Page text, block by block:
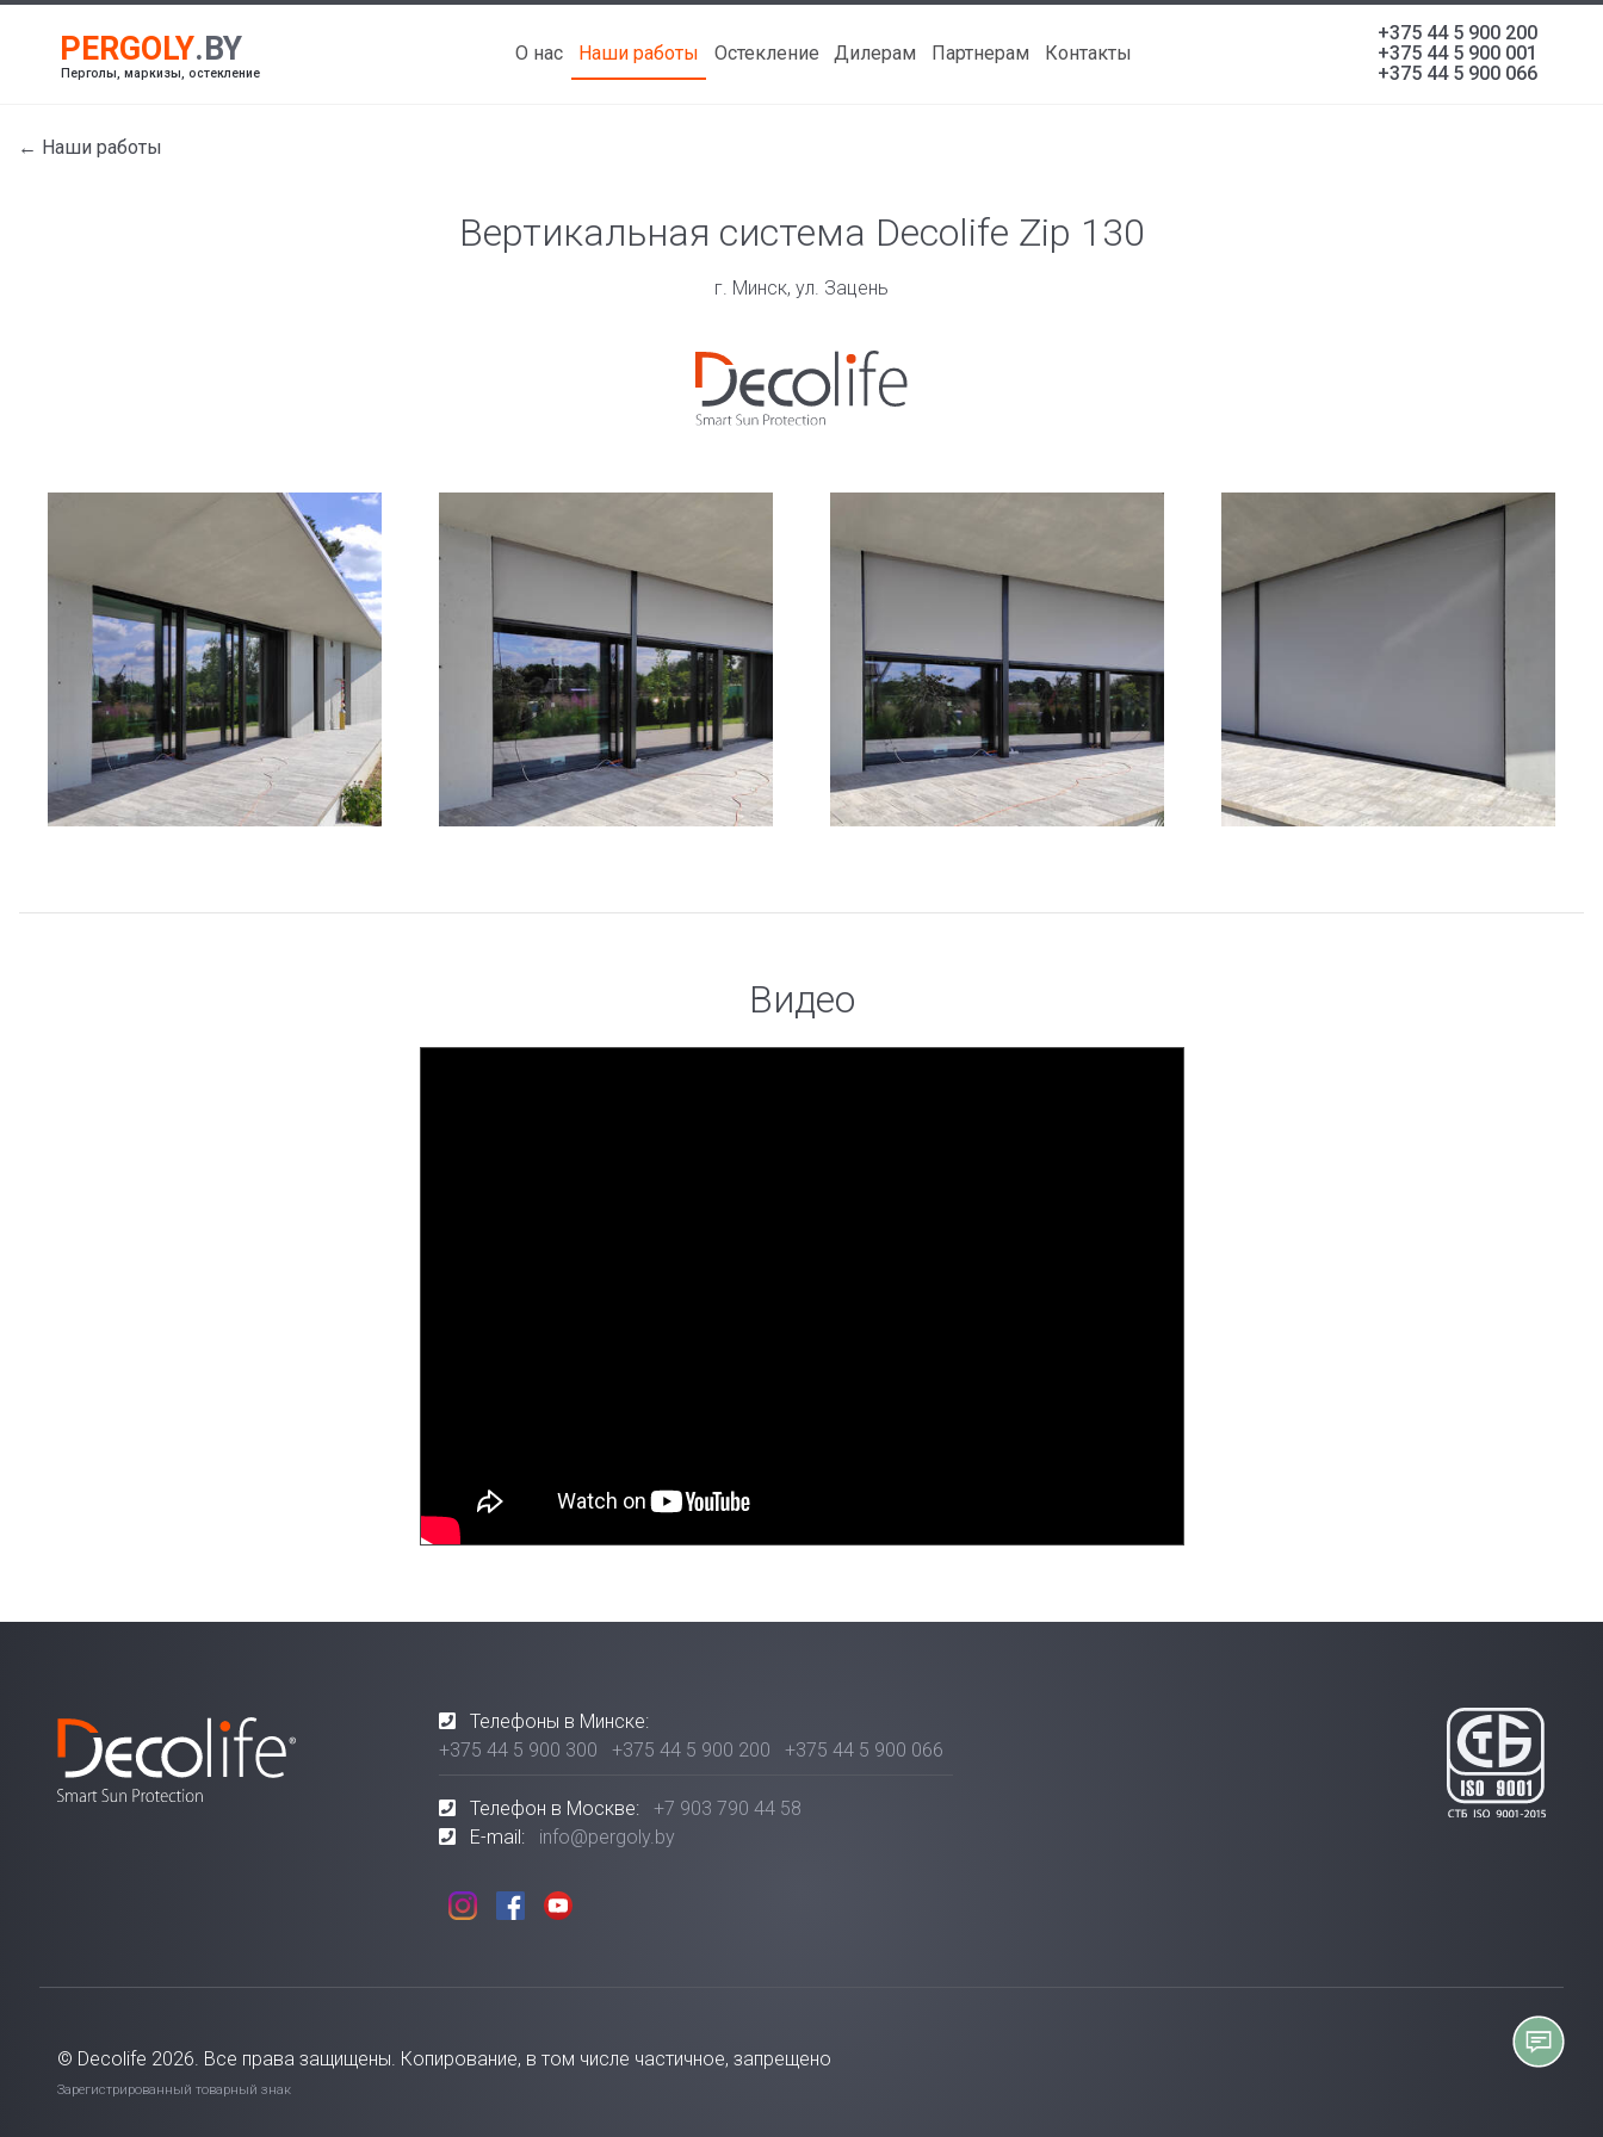
Перголы, маркизы, остекление
О нас Наши работы Остекление Дилерам Партнерам Контакты
+375 44 5 900 200
+375 44 5 900 001
+375 44 5 900 066
← Наши работы
Вертикальная система Decolife Zip 130
г. Минск, ул. Зацень
Видео
Телефоны в Минске:
+375 44 5 900 300
+375 44 5 900 200 +375 44 5 900 066
Телефон в Москве:
+7 903 790 44 58
E-mail:
info@pergoly.by
© Decolife 2026. Все права защищены. Копирование, в том числе частичное, запрещено
Зарегистрированный товарный знак